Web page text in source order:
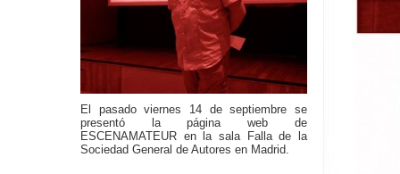
El pasado viernes 14 de septiembre se
presentó la página web de
ESCENAMATEUR en la sala Falla de la
Sociedad General de Autores en Madrid.